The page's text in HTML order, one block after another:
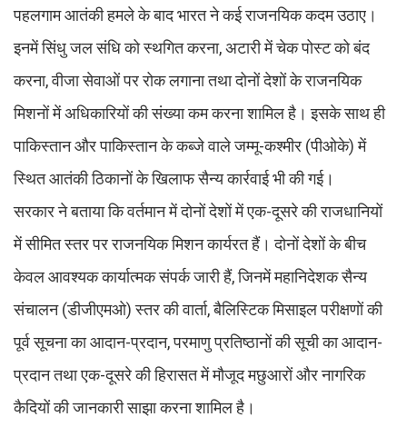
पहलगाम आतंकी हमले के बाद भारत ने कई राजनयिक कदम उठाए।
इनमें सिंधु जल संधि को स्थगित करना, अटारी में चेक पोस्ट को बंद
करना, वीजा सेवाओं पर रोक लगाना तथा दोनों देशों के राजनयिक
मिशनों में अधिकारियों की संख्या कम करना शामिल है। इसके साथ ही
पाकिस्तान और पाकिस्तान के कब्जे वाले जम्मू-कश्मीर (पीओके) में
स्थित आतंकी ठिकानों के खिलाफ सैन्य कार्रवाई भी की गई।
सरकार ने बताया कि वर्तमान में दोनों देशों में एक-दूसरे की राजधानियों
में सीमित स्तर पर राजनयिक मिशन कार्यरत हैं। दोनों देशों के बीच
केवल आवश्यक कार्यात्मक संपर्क जारी हैं, जिनमें महानिदेशक सैन्य
संचालन (डीजीएमओ) स्तर की वार्ता, बैलिस्टिक मिसाइल परीक्षणों की
पूर्व सूचना का आदान-प्रदान, परमाणु प्रतिष्ठानों की सूची का आदान-
प्रदान तथा एक-दूसरे की हिरासत में मौजूद मछुआरों और नागरिक
कैदियों की जानकारी साझा करना शामिल है।